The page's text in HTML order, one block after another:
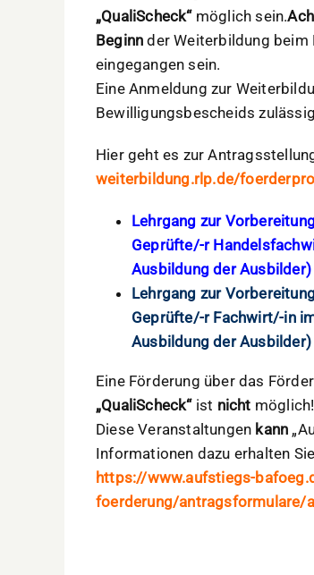
„QualiScheck“ möglich sein.
Beginn der Weiterbildung beim
eingegangen sein.
Eine Anmeldung zur
Bewilligungsbescheids
Hier geht es zur
weiterbildung.rlp.de/
Lehrgang zur
Geprüfte/-r
Ausbildung der Ausbilder)
Lehrgang zur
Geprüfte/-r Fachwirt/-in
Ausbildung der Ausbilder)
Eine Förderung über das
„QualiScheck“ ist nicht möglich!
Diese Veranstaltungen kann
Informationen dazu erhalten
https://www.aufstiegs-
foerderung/antragsformulare/